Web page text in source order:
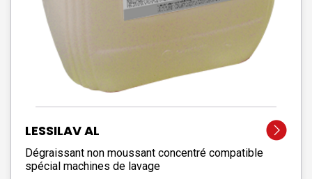
LESSILAV AL
Dégraissant non moussant concentré compatible
spécial machines de lavage